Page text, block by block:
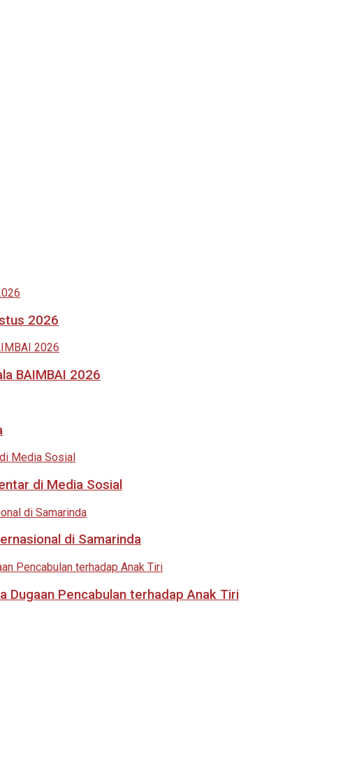
2026
BAIMBAI 2026
di Media Sosial
di Samarinda
Dugaan Pencabulan terhadap Anak Tiri